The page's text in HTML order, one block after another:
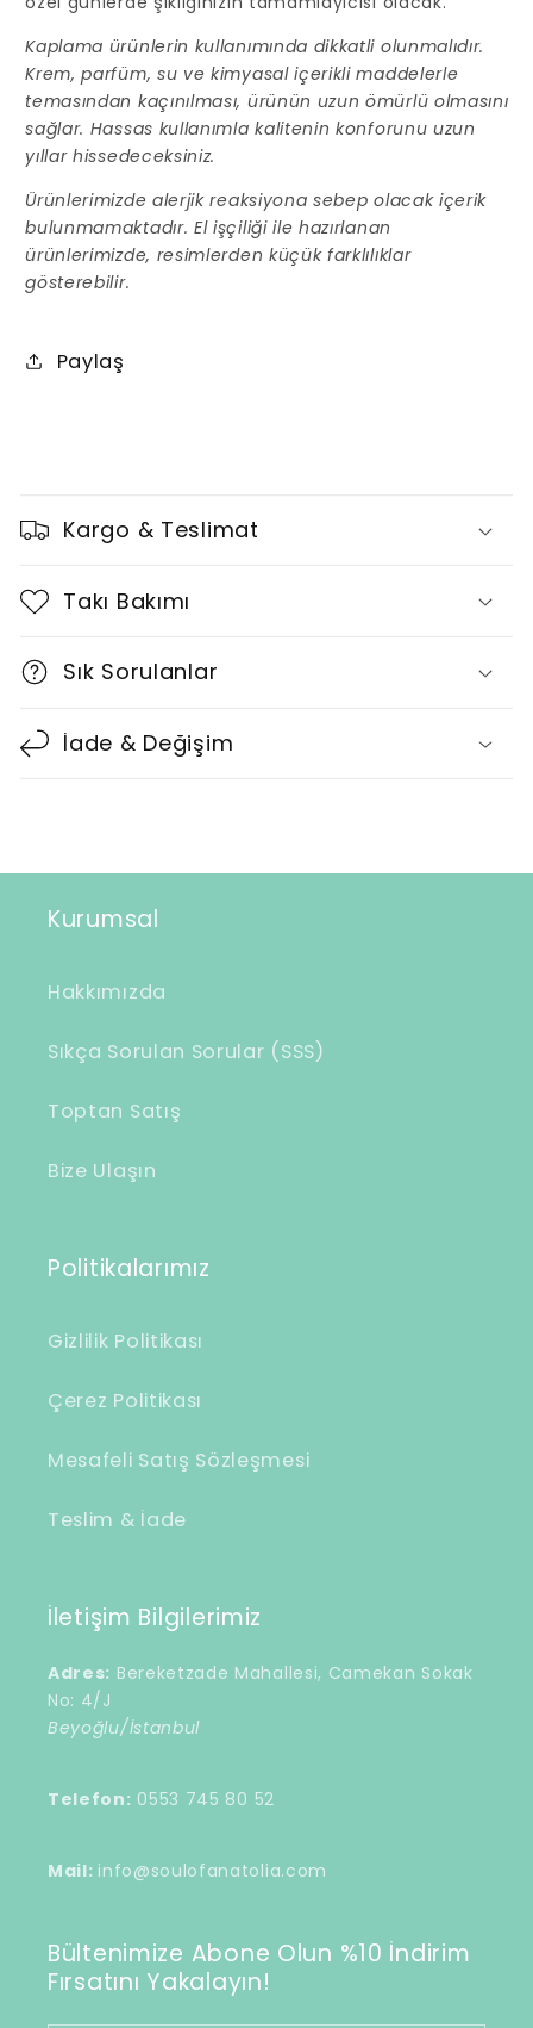
Kaplama ürünlerin kullanımında dikkatli olunmalıdır.
Krem, parfüm, su ve kimyasal içerikli maddelerle
temasından kaçınılması, ürünün uzun ömürlü olmasını
sağlar. Hassas kullanımla kalitenin konforunu uzun
yıllar hissedeceksiniz.
Ürünlerimizde alerjik reaksiyona sebep olacak içerik
bulunmamaktadır. El işçiliği ile hazırlanan
ürünlerimizde, resimlerden küçük farklılıklar
gösterebilir.
Paylaş
a
r
a
l
t
ı
a
l
Kargo & Teslimat
Takı Bakımı
Sık Sorulanlar
İade & Değişim
Kurumsal
Hakkımızda
Sıkça Sorulan Sorular (SSS)
Toptan Satış
Bize Ulaşın
Politikalarımız
Gizlilik Politikası
Çerez Politikası
Mesafeli Satış Sözleşmesi
Teslim & İade
İletişim Bilgilerimiz
Adres: Bereketzade Mahallesi, Camekan Sokak
No: 4/J
Beyoğlu/İstanbul
Telefon: 0553 745 80 52
Mail: info@soulofanatolia.com
Bültenimize Abone Olun %10 İndirim
Fırsatını Yakalayın!